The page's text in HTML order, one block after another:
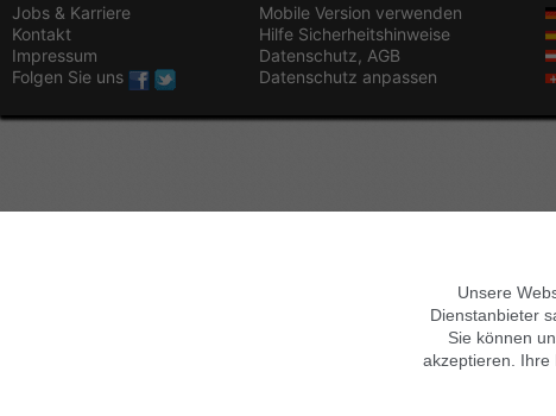
Jobs & Karriere
Kontakt
Impressum
Folgen Sie uns
Mobile Version verwenden
Hilfe Sicherheitshinweise
Datenschutz, AGB
Datenschutz anpassen
Unsere
Dienstanbieter
Sie können
akzeptieren. Ihre